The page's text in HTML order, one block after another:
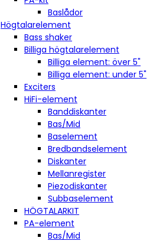
Baslådor
Högtalarelement
Bass shaker
Billiga högtalarelement
Billiga element: över 5"
Billiga element: under 5"
Exciters
HiFi-element
Banddiskanter
Bas/Mid
Baselement
Bredbandselement
Diskanter
Mellanregister
Piezodiskanter
Subbaselement
HÖGTALARKIT
PA-element
Bas/Mid